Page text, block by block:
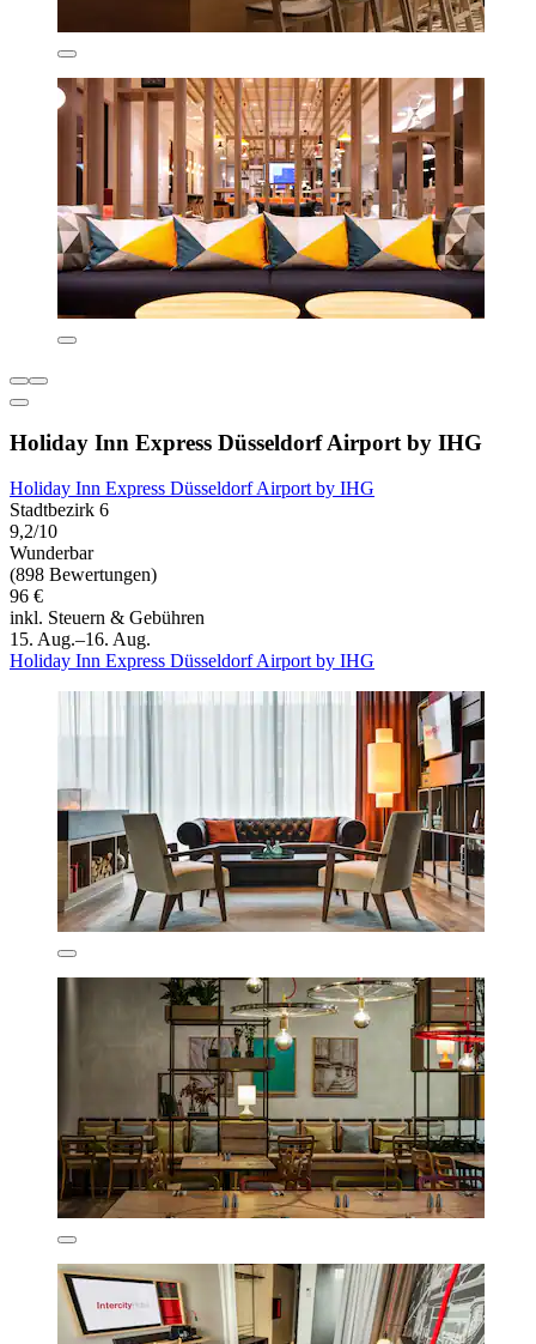
Holiday Inn Express Düsseldorf Airport by IHG
Holiday Inn Express Düsseldorf Airport by IHG
Stadtbezirk 6
9,2/10
Wunderbar
(898 Bewertungen)
96 €
inkl. Steuern & Gebühren
15. Aug.–16. Aug.
Holiday Inn Express Düsseldorf Airport by IHG